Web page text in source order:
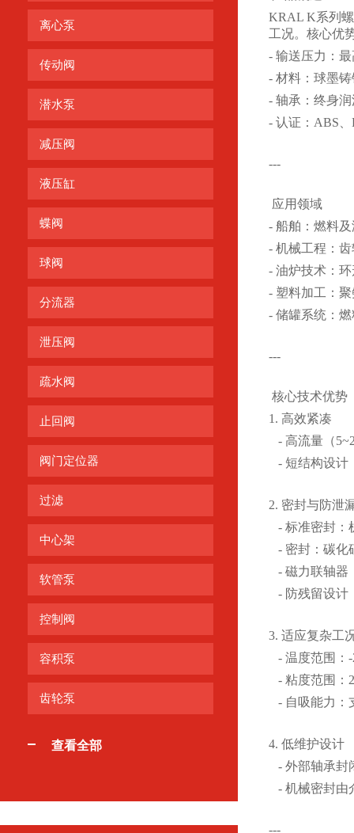
离心泵
传动阀
潜水泵
减压阀
液压缸
蝶阀
球阀
分流器
泄压阀
疏水阀
止回阀
阀门定位器
过滤
中心架
软管泵
控制阀
容积泵
齿轮泵
查看全部
KRAL K系列
工况。核心优
- 输送压力：
- 材料：球墨
- 轴承：终身
- 认证：ABS
---
应用领域
- 船舶：燃料
- 机械工程：
- 油炉技术：
- 塑料加工：
- 储罐系统：
---
核心技术优势
1. 高效紧凑
- 高流量（
- 短结构设计
2. 密封与防泄
- 标准密封：
- 密封：碳化
- 磁力联轴器
- 防残留设计
3. 适应复杂工
- 温度范围：
- 粘度范围：
- 自吸能力：
4. 低维护设计
- 外部轴承封
- 机械密封由
---